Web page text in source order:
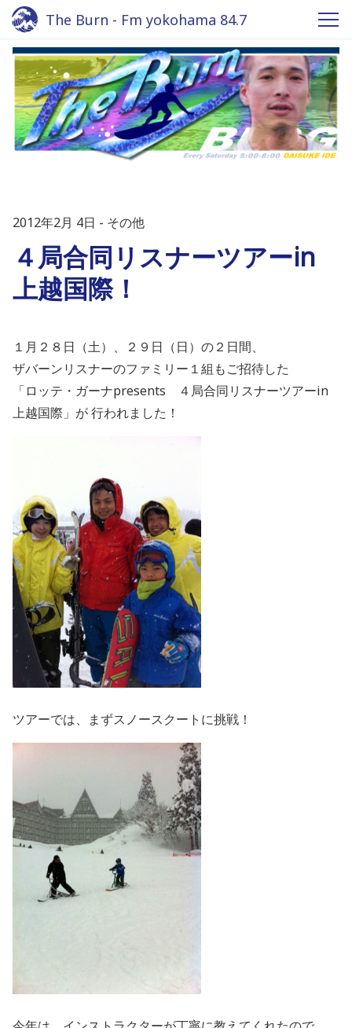
The Burn - Fm yokohama 84.7
2012年2月 4日 その他
４局合同リスナーツアーin
上越国際！
１月２８日（土）、２９日（日）の２日間、
ザバーンリスナーのファミリー１組もご招待した
「ロッテ・ガーナpresents ４局合同リスナーツアーin
上越国際」が 行われました！
ツアーでは、まずスノースクートに挑戦！